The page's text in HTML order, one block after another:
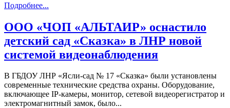
Подробнее...
ООО «ЧОП «АЛЬТАИР» оснастило
детский сад «Сказка» в ЛНР новой
системой видеонаблюдения
В ГБДОУ ЛНР «Ясли-сад № 17 «Сказка» были установлены
современные технические средства охраны. Оборудование,
включающее IP-камеры, монитор, сетевой видеорегистратор и
электромагнитный замок, было...